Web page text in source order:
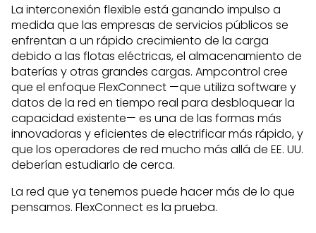
La interconexión flexible está ganando impulso a
medida que las empresas de servicios públicos se
enfrentan a un rápido crecimiento de la carga
debido a las flotas eléctricas, el almacenamiento de
baterías y otras grandes cargas. Ampcontrol cree
que el enfoque FlexConnect —que utiliza software y
datos de la red en tiempo real para desbloquear la
capacidad existente— es una de las formas más
innovadoras y eficientes de electrificar más rápido, y
que los operadores de red mucho más allá de EE. UU.
deberían estudiarlo de cerca.
La red que ya tenemos puede hacer más de lo que
pensamos. FlexConnect es la prueba.